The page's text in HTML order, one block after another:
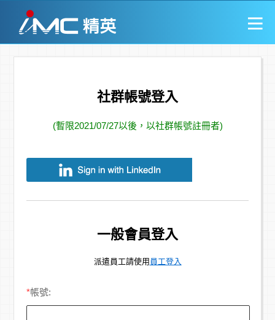
社群帳號登入
(暫限2021/07/27以後，以社群帳號註冊者)
一般會員登入
派遣員工請使用 員工登入
*帳號: